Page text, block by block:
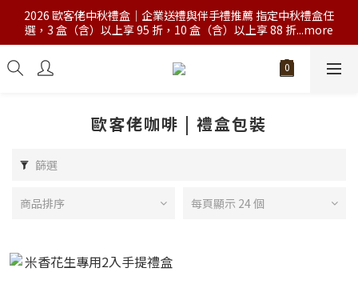
2026 歐客佬中秋禮盒｜企業送禮與伴手禮推薦 指定中秋禮盒任
選，3 盒（含）以上享 95 折，10 盒（含）以上享 88 折...more
歐客佬咖啡 | 禮盒包裝
篩選
商品排序 每頁顯示 24 個